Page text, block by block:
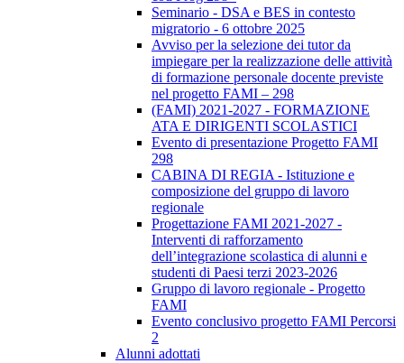
Seminario - DSA e BES in contesto
migratorio - 6 ottobre 2025
Avviso per la selezione dei tutor da
impiegare per la realizzazione delle attività
di formazione personale docente previste
nel progetto FAMI – 298
(FAMI) 2021-2027 - FORMAZIONE
ATA E DIRIGENTI SCOLASTICI
Evento di presentazione Progetto FAMI
298
CABINA DI REGIA - Istituzione e
composizione del gruppo di lavoro
regionale
Progettazione FAMI 2021-2027 -
Interventi di rafforzamento
dell’integrazione scolastica di alunni e
studenti di Paesi terzi 2023-2026
Gruppo di lavoro regionale - Progetto
FAMI
Evento conclusivo progetto FAMI Percorsi
2
Alunni adottati